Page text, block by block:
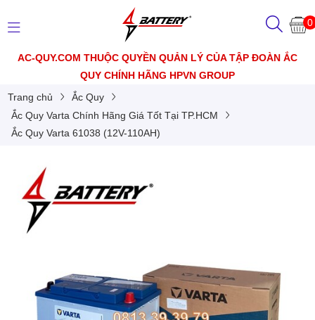
0
AC-QUY.COM THUỘC QUYỀN QUẢN LÝ CỦA TẬP ĐOÀN ẮC
QUY CHÍNH HÃNG HPVN GROUP
Trang chủ
Ắc Quy
Ắc Quy Varta Chính Hãng Giá Tốt Tại TP.HCM
Ắc Quy Varta 61038 (12V-110AH)